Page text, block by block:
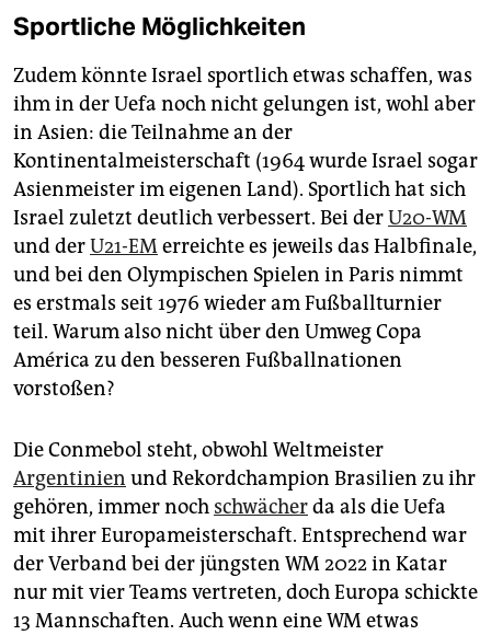
Sportliche Möglichkeiten
Zudem könnte Israel sportlich etwas schaffen, was
ihm in der Uefa noch nicht gelungen ist, wohl aber
in Asien: die Teilnahme an der
Kontinentalmeisterschaft (1964 wurde Israel sogar
Asienmeister im eigenen Land). Sportlich hat sich
Israel zuletzt deutlich verbessert. Bei derU20-WM
und derU21-EMerreichte es jeweils das Halbfinale,
und bei den Olympischen Spielen in Paris nimmt
es erstmals seit 1976 wieder am Fußballturnier
teil. Warum also nicht über den Umweg Copa
América zu den besseren Fußballnationen
vorstoßen?
Die Conmebol steht, obwohl Weltmeister
Argentinien und Rekordchampion Brasilien zu ihr
gehören, immer noch schwächerda als die Uefa
mit ihrer Europameisterschaft. Entsprechend war
der Verband bei der jüngsten WM 2022 in Katar
nur mit vier Teams vertreten, doch Europa schickte
13 Mannschaften. Auch wenn eine WM etwas